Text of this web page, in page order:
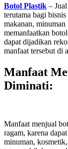
Botol Plastik –
terutama bagi
makanan, minuman
memanfaatkan
dapat dijadikan
manfaat tersebut di
Manfaat
Diminati:
Manfaat menjual
ragam, karena
minuman,